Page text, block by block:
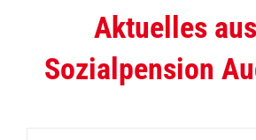
Aktuelles
Sozialpension